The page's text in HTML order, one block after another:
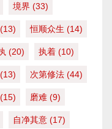
境界 (33)
(13) 恒顺众生 (14)
(20) 执着 (10)
(13) 次第修法 (44)
(15) 磨难 (9)
自净其意 (17)